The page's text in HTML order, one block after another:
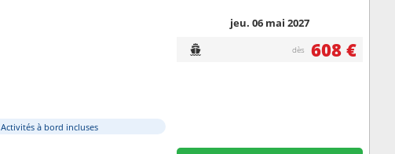
Activités à bord incluses
jeu. 06 mai 2027
dès 608 €